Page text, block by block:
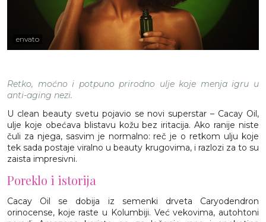
envato
Retko, moćno i potpuno prirodno ulje koje menja igru u
anti-aging nezi.
U clean beauty svetu pojavio se novi superstar – Cacay Oil,
ulje koje obećava blistavu kožu bez iritacija. Ako ranije niste
čuli za njega, sasvim je normalno: reč je o retkom ulju koje
tek sada postaje viralno u beauty krugovima, i razlozi za to su
zaista impresivni.
Poreklo i istorija
Cacay Oil se dobija iz semenki drveta Caryodendron
orinocense, koje raste u Kolumbiji. Već vekovima, autohtoni